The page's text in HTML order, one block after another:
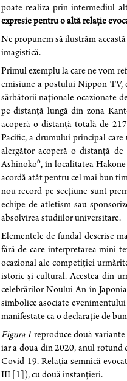
poate realiza prin intermediul
expresie pentru o altă relație
Ne propunem să ilustrăm
imagistică.
Primul exemplu la care ne vom
emisiune a postului Nippon TV,
sărbătorii naționale ocazionate
pe distanță lungă din zona
acoperă o distanță totală de
Pacific, a drumului principal
alergător acoperă o distanță
Ashinoko6, în localitatea
acordă atât pentru cel mai bun
nou record pe secțiune sunt
echipe de atletism sau
absolvirea studiilor universitare.
Elementele de fundal descrise
fără de care interpretarea mini-
ocazional ale competiției
istoric și cultural. Acestea din
celebrărilor Noului An în
simbolice asociate
manifestate ca o declarație de
Figura 1 reproduce două
iar a doua din 2020, anul rotund
Covid-19. Relația semnică
III [1]), cu două instanțieri.